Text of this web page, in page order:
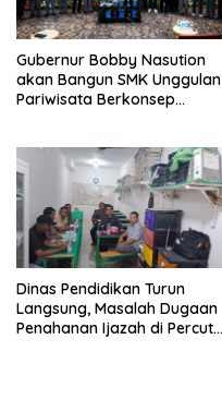
Gubernur Bobby Nasution
akan Bangun SMK Unggulan
Pariwisata Berkonsep
Dinas Pendidikan Turun
Langsung, Masalah Dugaan
Penahanan Ijazah di Percut